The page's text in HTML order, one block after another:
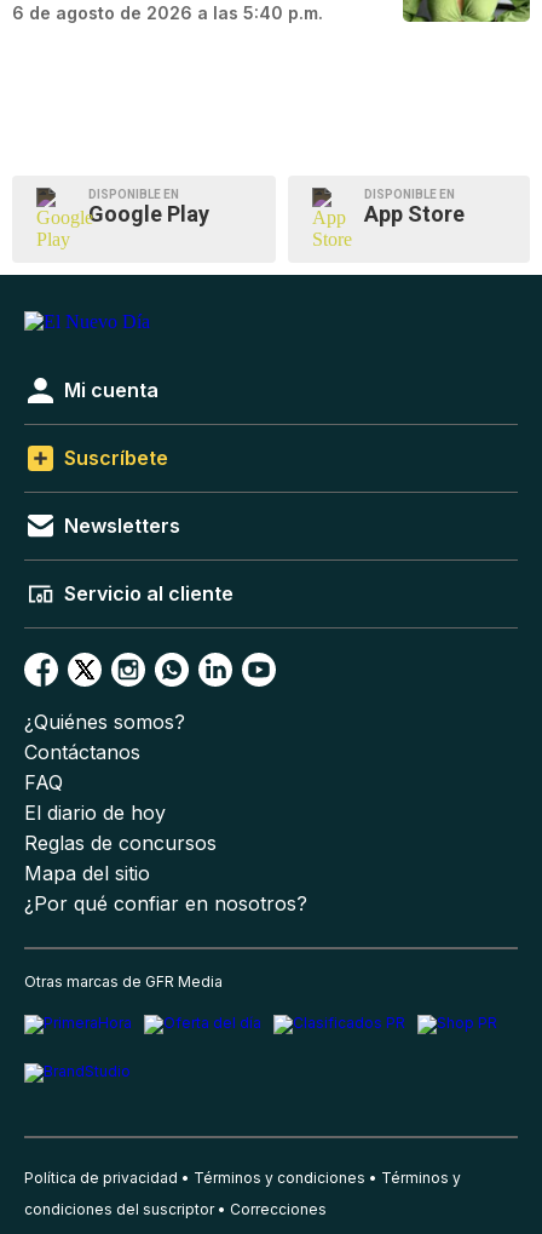
6 de agosto de 2026 a las 5:40 p.m.
DISPONIBLE EN
Google Play
DISPONIBLE EN
App Store
Mi cuenta
Suscríbete
Newsletters
Servicio al cliente
¿Quiénes somos?
Contáctanos
FAQ
El diario de hoy
Reglas de concursos
Mapa del sitio
¿Por qué confiar en nosotros?
Otras marcas de GFR Media
Política de privacidad Términos y condiciones
Términos y
condiciones del suscriptor
Correcciones